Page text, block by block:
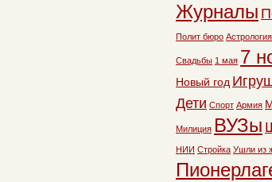
Журналы
Полит бюро Астрология
Свадьбы 1 мая 7
Новый год
Дети Спорт Армия
Милиция ВУЗы
НИИ Стройка Ушли из